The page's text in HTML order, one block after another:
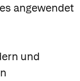
angewendet
und